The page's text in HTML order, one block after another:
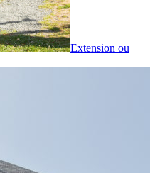
Extension ou